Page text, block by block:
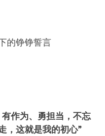
的铮铮誓言
作为、勇担当，不忘
，这就是我的初心”